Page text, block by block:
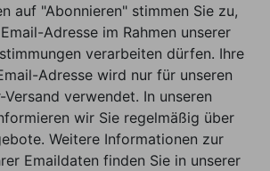
auf "Abonnieren" stimmen Sie zu,
Adresse im Rahmen unserer
verarbeiten dürfen. Ihre
Adresse wird nur für unseren
verwendet. In unseren
wir Sie regelmäßig über
Weitere Informationen zur
Emaildaten finden Sie in unserer